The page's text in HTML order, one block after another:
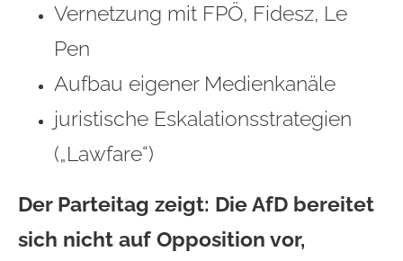
Vernetzung mit FPÖ, Fidesz, Le
Pen
Aufbau eigener Medienkanäle
juristische Eskalationsstrategien
(„Lawfare“)
Der Parteitag zeigt: Die AfD bereitet
sich nicht auf Opposition vor,